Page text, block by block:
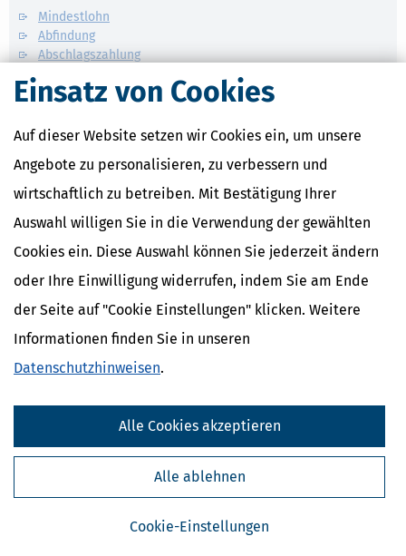
Einsatz von Cookies
Auf dieser Website setzen wir Cookies ein, um unsere
Angebote zu personalisieren, zu verbessern und
wirtschaftlich zu betreiben. Mit Bestätigung Ihrer
Auswahl willigen Sie in die Verwendung der gewählten
Cookies ein. Diese Auswahl können Sie jederzeit ändern
oder Ihre Einwilligung widerrufen, indem Sie am Ende
der Seite auf "Cookie Einstellungen" klicken. Weitere
Informationen finden Sie in unseren
Datenschutzhinweisen.
Cookie-Einstellungen
Alle ablehnen
Alle Cookies akzeptieren
Mindestlohn
Abfindung
Abschlagszahlung
Apothekerzuschüsse
Kostenlose Steuertipps & News
Steuertipps Selbstständige
Ja, ich möchte die kostenlosen Newsletter
Datenschutzhinweisehabe ich gelesen.